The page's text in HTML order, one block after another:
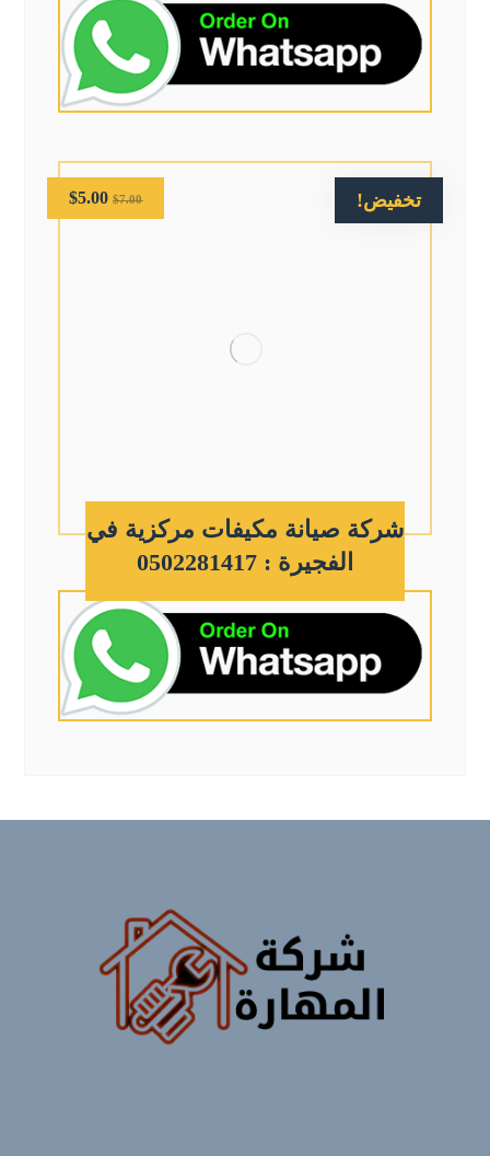
تخفيض!
شركة صيانة مكيفات مركزية في
الفجيرة : 0502281417
$7.00
$5.00